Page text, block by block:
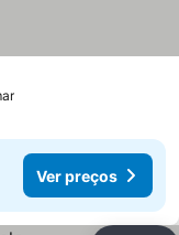
Ver preços